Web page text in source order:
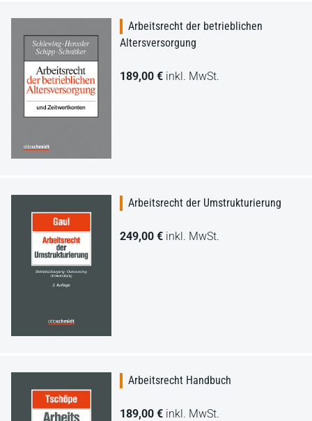
Arbeitsrecht der betrieblichen
Altersversorgung
189,00 € inkl. MwSt.
Arbeitsrecht der Umstrukturierung
249,00 € inkl. MwSt.
Arbeitsrecht Handbuch
189,00 € inkl. MwSt.